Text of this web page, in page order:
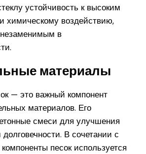
устойчивость к высоким
химическому воздействию,
незаменимым в
материалы
— это важный компонент
материалов. Его
смеси для улучшения
В сочетании с
песок используется